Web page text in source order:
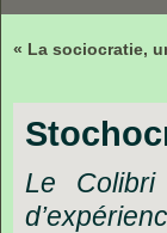
« La sociocratie,
Le